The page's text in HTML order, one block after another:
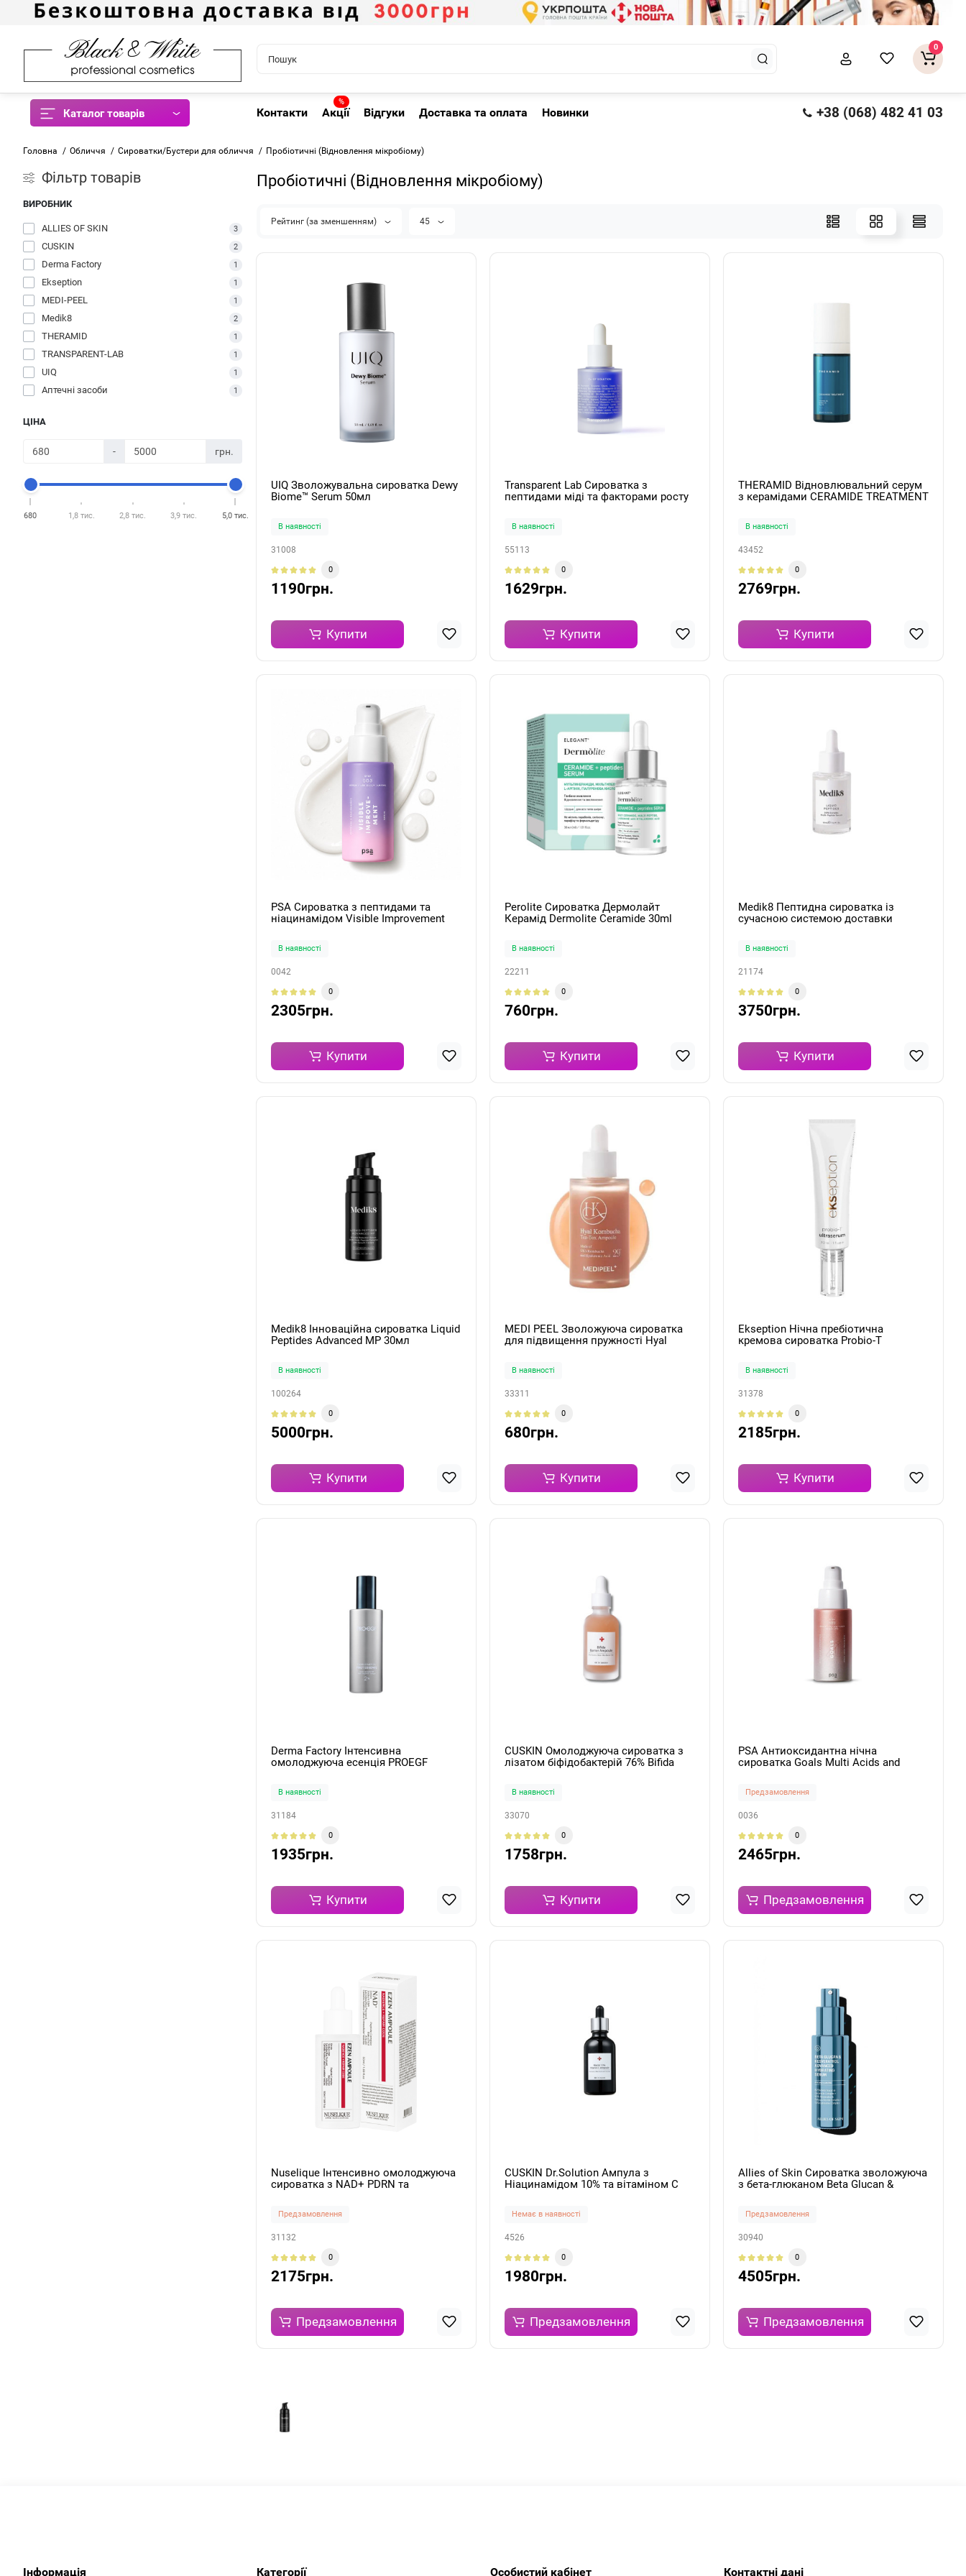
0
Каталог товарів Контакти
%
Акції Відгуки Доставка та оплата Новинки +38 (068) 482 41 03
Головна Обличчя Сироватки/Бустери для обличчя Пробіотичні (Відновлення мікробіому)
Фiльтр товарів
ВИРОБНИК
ALLIES OF SKIN 3
CUSKIN 2
Derma Factory 1
Ekseption 1
MEDI-PEEL 1
Medik8 2
THERAMID 1
TRANSPARENT-LAB 1
UIQ 1
Аптечні засоби 1
ЦІНА
- грн.
680 1,8 тис. 2,8 тис. 3,9 тис. 5,0 тис.
Пробіотичні (Відновлення мікробіому)
Рейтинг (за зменшенням) 45
UIQ Зволожувальна сироватка Dewy
Biome™ Serum 50мл
В наявності
31008
0
1190грн.
Купити
Transparent Lab Сироватка з
пептидами міді та факторами росту
В наявності
55113
0
1629грн.
Купити
THERAMID Відновлювальний серум
з керамідами CERAMIDE TREATMENT
В наявності
43452
0
2769грн.
Купити
PSA Сироватка з пептидами та
ніацинамідом Visible Improvement
В наявності
0042
0
2305грн.
Купити
Perolite Сироватка Дермолайт
Керамід Dermolite Ceramide 30ml
В наявності
22211
0
760грн.
Купити
Medik8 Пептидна сироватка із
сучасною системою доставки
В наявності
21174
0
3750грн.
Купити
Medik8 Інноваційна сироватка Liquid
Peptides Advanced MP 30мл
В наявності
100264
0
5000грн.
Купити
MEDI PEEL Зволожуюча сироватка
для підвищення пружності Hyal
В наявності
33311
0
680грн.
Купити
Ekseption Нічна пребіотична
кремова сироватка Probio-T
В наявності
31378
0
2185грн.
Купити
Derma Factory Інтенсивна
омолоджуюча есенція PROEGF
В наявності
31184
0
1935грн.
Купити
CUSKIN Омолоджуюча сироватка з
лізатом біфідобактерій 76% Bifida
В наявності
33070
0
1758грн.
Купити
PSA Антиоксидантна нічна
сироватка Goals Multi Acids and
Предзамовлення
0036
0
2465грн.
Предзамовлення
Nuselique Інтенсивно омолоджуюча
сироватка з NAD+ PDRN та
Предзамовлення
31132
0
2175грн.
Предзамовлення
CUSKIN Dr.Solution Ампула з
Ніацинамідом 10% та вітаміном С
Немає в наявності
4526
0
1980грн.
Предзамовлення
Allies of Skin Сироватка зволожуюча
з бета-глюканом Beta Glucan &
Предзамовлення
30940
0
4505грн.
Предзамовлення
Контактні дані
Інформація Категорії Особистий кабінет